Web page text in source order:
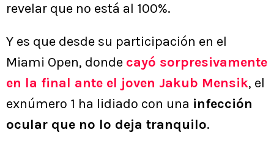
revelar que no está al 100%.
Y es que desde su participación en el
Miami Open, donde cayó sorpresivamente
en la final ante el joven Jakub Mensik, el
exnúmero 1 ha lidiado con una infección
ocular que no lo deja tranquilo.